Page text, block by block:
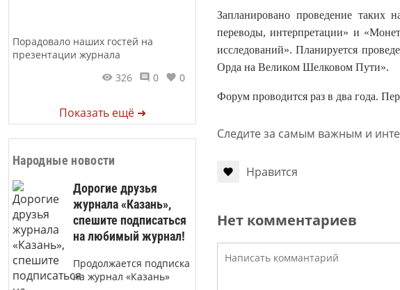
Порадовало наших гостей на
презентации журнала
326
0 0
Показать ещё ➜
Народные новости
Дорогие друзья
журнала «Казань»,
спешите подписаться
на любимый журнал!
Продолжается подписка
на журнал «Казань»
Запланировано проведение таких
переводы, интерпретации» и
исследований». Планируется
Орда на Великом Шелковом Пути».
Форум проводится раз в два года.
Следите за самым важным и
Нравится
Нет комментариев